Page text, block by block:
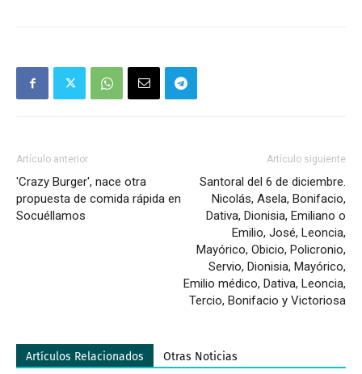
Artículo anterior
'Crazy Burger', nace otra
propuesta de comida rápida en
Socuéllamos
Artículo siguiente
Santoral del 6 de diciembre.
Nicolás, Asela, Bonifacio,
Dativa, Dionisia, Emiliano o
Emilio, José, Leoncia,
Mayórico, Obicio, Policronio,
Servio, Dionisia, Mayórico,
Emilio médico, Dativa, Leoncia,
Tercio, Bonifacio y Victoriosa
Artículos Relacionados Otras Noticias